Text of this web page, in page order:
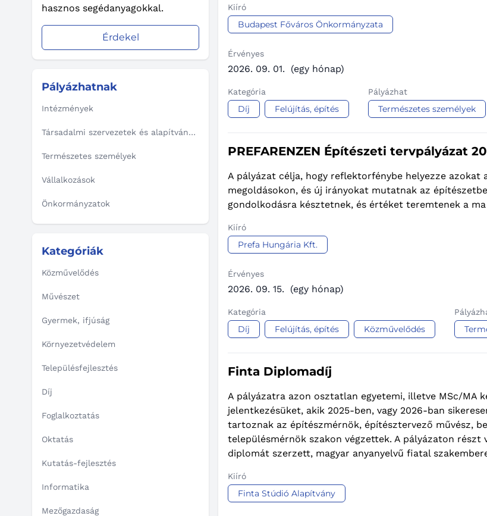
hasznos segédanyagokkal.
Érdekel
Pályázhatnak
Intézmények
Társadalmi szervezetek és alapítványok
Természetes személyek
Vállalkozások
Önkormányzatok
Kategóriák
Közművelődés
Művészet
Gyermek, ifjúság
Környezetvédelem
Településfejlesztés
Díj
Foglalkoztatás
Oktatás
Kutatás-fejlesztés
Informatika
Mezőgazdaság
Kiíró
Budapest Főváros Önkormányzata
Érvényes
2026. 09. 01. (egy hónap)
Kategória
Díj Felújítás, építés
Pályázhat
Természetes személyek
PREFARENZEN Építészeti tervpályázat
A pályázat célja, hogy reflektorfénybe helyezze
megoldásokon, és új irányokat mutatnak az
gondolkodásra késztetnek, és értéket teremtenek a ma
Kiíró
Prefa Hungária Kft.
Érvényes
2026. 09. 15. (egy hónap)
Kategória
Díj Felújítás, építés Közművelődés
Finta Diplomadíj
A pályázatra azon osztatlan egyetemi, illetve MSc/MA
jelentkezésüket, akik 2025-ben, vagy 2026-ban
tartoznak az építészmérnök, építésztervező művész,
településmérnök szakon végzettek. A pályázaton
diplomát szerzett, magyar anyanyelvű fiatal
Kiíró
Finta Stúdió Alapítvány